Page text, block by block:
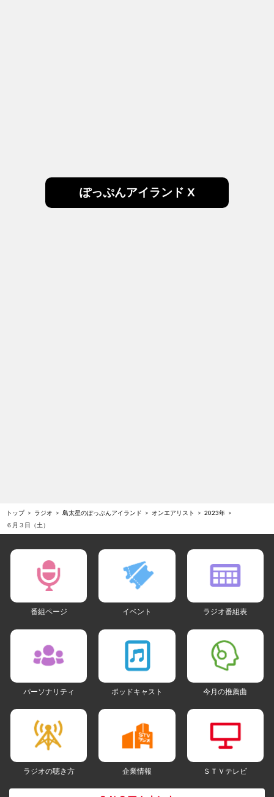
ぽっぷんアイランド X
トップ ラジオ 島太星のぽっぷんアイランド オンエアリスト
2023年
６月３日（土）
番組ページ イベント ラジオ番組表
パーソナリティ ポッドキャスト 今月の推薦曲
ラジオの聴き方 企業情報 ＳＴＶテレビ